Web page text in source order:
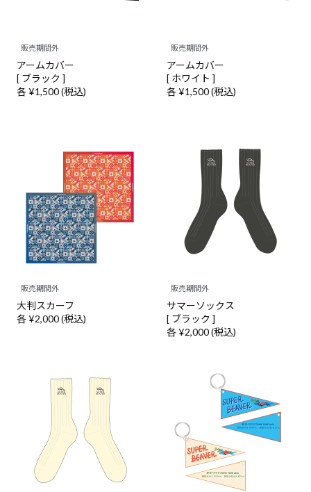
販売期間外
アームカバー
[ ブラック ]
各 ¥1,500 (税込)
販売期間外
アームカバー
[ ホワイト ]
各 ¥1,500 (税込)
販売期間外
大判スカーフ
各 ¥2,000 (税込)
販売期間外
サマーソックス
[ ブラック ]
各 ¥2,000 (税込)